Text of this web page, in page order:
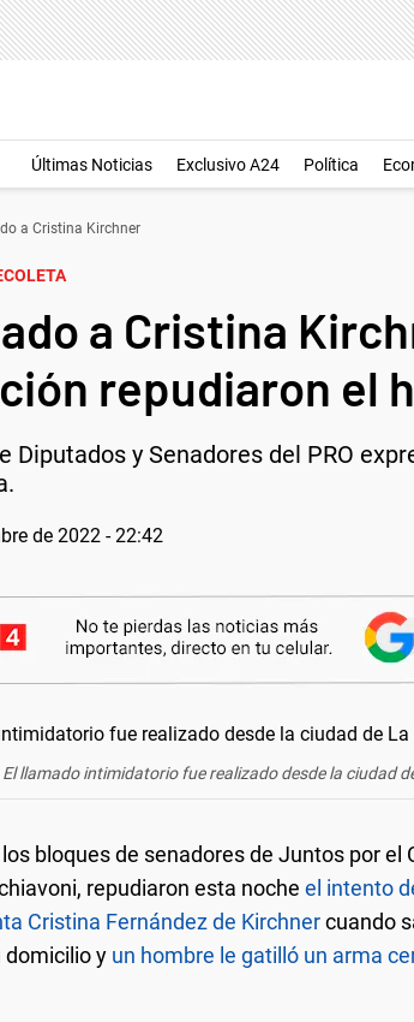
Últimas Noticias Exclusivo A24 Política
a Cristina Kirchner
a Cristina
repudiaron el
Diputados y Senadores del PRO
de 2022 - 22:42
El llamado intimidatorio fue realizado desde la ciudad
bloques de senadores de Juntos por el
repudiaron esta noche el intento
Cristina Fernández de Kirchnercuando
domicilio y un hombre le gatilló un arma